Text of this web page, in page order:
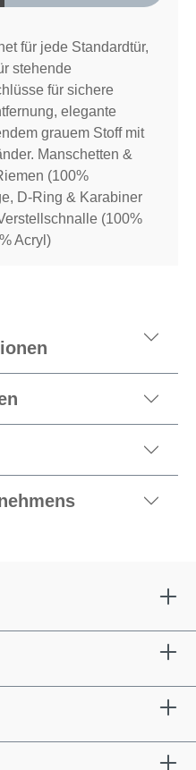
für jede Standardtür,
stehende
für sichere
elegante
grauem Stoff mit
Manschetten &
(100%
D-Ring & Karabiner
(100%
Acryl)